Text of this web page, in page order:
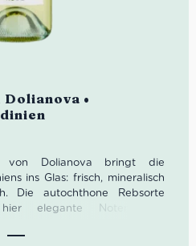
•
von Dolianova bringt die
ins Glas: frisch, mineralisch
Die autochthone Rebsorte
elegante Noten von
mit lebendiger Frische